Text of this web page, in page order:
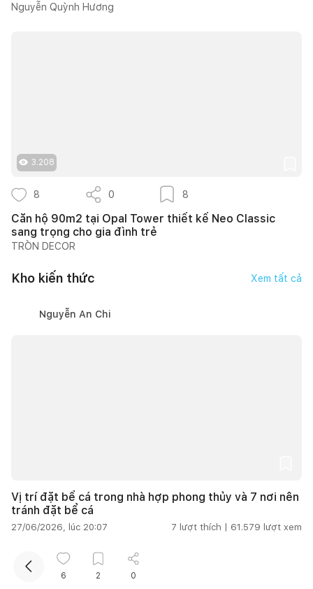
Nguyễn Quỳnh Hương
3.208
8 0 8
Căn hộ 90m2 tại Opal Tower thiết kế Neo Classic
sang trọng cho gia đình trẻ
TRÒN DECOR
Kho kiến thức Xem tất cả
Nguyễn An Chi
Vị trí đặt bể cá trong nhà hợp phong thủy và 7 nơi nên
tránh đặt bể cá
27/06/2026, lúc 20:07 7 lượt thích | 61.579 lượt xem
Thanh Hoa
6 2 0